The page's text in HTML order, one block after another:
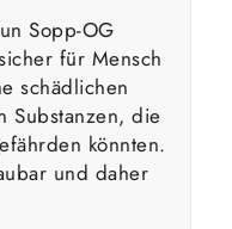
Sopp-OG
für Mensch
schädlichen
Substanzen, die
könnten.
und daher